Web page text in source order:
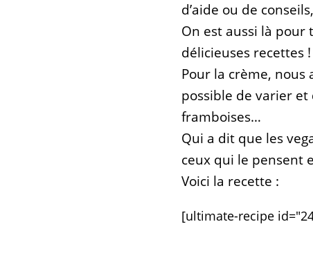
d’aide ou de
On est aussi là pour
délicieuses recettes !
Pour la crème, nous
possible de varier et
framboises…
Qui a dit que les
ceux qui le pensent
Voici la recette :
[ultimate-recipe